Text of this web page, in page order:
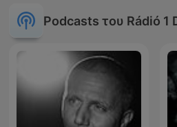
Podcasts του Rádió 1